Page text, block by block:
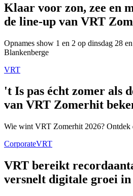
Klaar voor zon, zee en
de line-up van VRT
Opnames show 1 en 2 op dinsdag 28
Blankenberge
VRT
't Is pas écht zomer als
van VRT Zomerhit
Wie wint VRT Zomerhit 2026? Ontdek
CorporateVRT
VRT bereikt
versnelt digitale groei in